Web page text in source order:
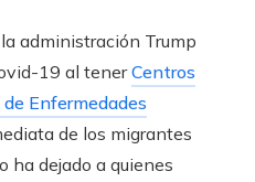
administración Trump
19 al tenerCentros
Enfermedades
de los migrantes
ha dejado a quienes